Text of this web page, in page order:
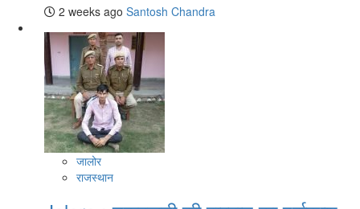
2 weeks ago Santosh Chandra
जालोर
राजस्थान